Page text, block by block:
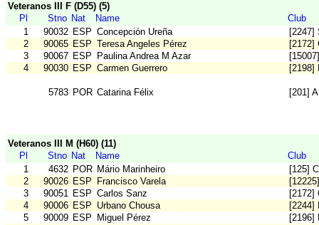
Veteranos III F (D55) (5)
Pl
Stno Nat Name
Club
1
90032 ESP Concepción Ureña
[2247]
2
90065 ESP Teresa Angeles Pérez
[2172]
3
90067 ESP Paulina Andrea M Azar
4
90030 ESP Carmen Guerrero [2198]
5783 POR Catarina Félix [201]
Veteranos III M (H60) (11)
Pl
Stno Nat Name
Club
1
4632 POR Mário Marinheiro
[125]
2
90026 ESP Francisco Varela
3
90051 ESP Carlos Sanz
[2172]
4
90006 ESP Urbano Chousa
[2244]
5
90009 ESP Miguel Pérez
[2196]